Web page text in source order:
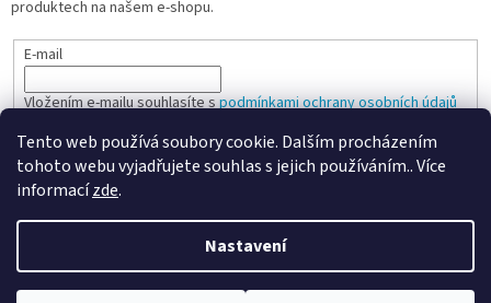
Tento web používá soubory cookie. Dalším procházením
tohoto webu vyjadřujete souhlas s jejich používáním.. Více
informacízde.
Nastavení
produktech na našem e-shopu.
E-mail
Vložením e-mailu souhlasíte spodmínkami ochrany osobních údajů
PŘIHLÁSIT SE
Vytvořil Shoptet